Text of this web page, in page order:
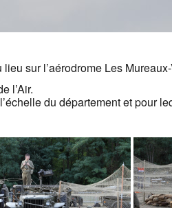
sur l’aérodrome Les
l’Air.
du département et pour